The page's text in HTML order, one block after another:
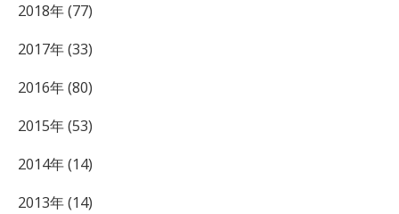
2018年 (77)
2017年 (33)
2016年 (80)
2015年 (53)
2014年 (14)
2013年 (14)